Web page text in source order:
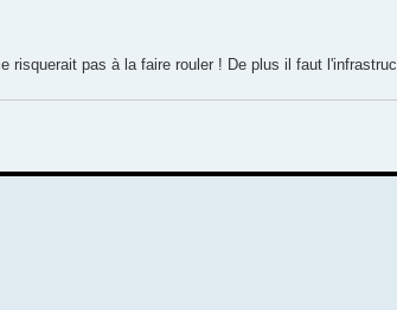
risquerait pas à la faire rouler ! De plus il faut